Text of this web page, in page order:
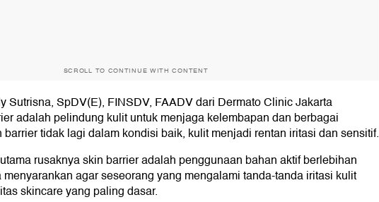
SCROLL TO CONTINUE WITH CONTENT
Sutrisna, SpDV(E), FINSDV, FAADV dari Dermato Clinic Jakarta
adalah pelindung kulit untuk menjaga kelembapan dan berbagai
tidak lagi dalam kondisi baik, kulit menjadi rentan iritasi dan sensitif.
rusaknya skin barrier adalah penggunaan bahan aktif berlebihan
agar seseorang yang mengalami tanda-tanda iritasi kulit
skincare yang paling dasar.